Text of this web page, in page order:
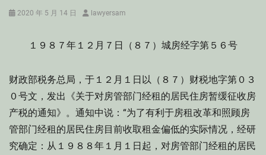
Posted
2020 年 5 月 14 日 Authorlawyersam
１９８７年１２月７日（８７）城房经字第５６号
财政部税务总局，于１２月１日以（８７）财税地字第０３
０号文，发出《关于对房管部门经租的居民住房暂缓征收房
产税的通知》。通知中说：“为了有利于房租改革和照顾房
管部门经租的居民住房目前收取租金偏低的实际情况，经研
究确定：从１９８８年１月１日起，对房管部门经租的居民